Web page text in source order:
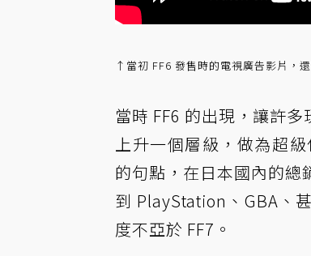
↑當初 FF6 發售時的電視廣告影片，
當時 FF6 的出現，讓許
上升一個層級，做為超
的句點，在日本國內的總
到 PlayStation、GBA、
度不亞於 FF7。